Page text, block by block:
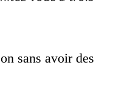
sans avoir des